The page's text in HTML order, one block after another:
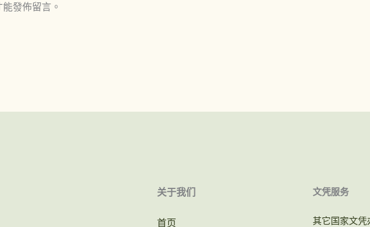
發佈留言。
关于我们
首页
文凭服务
其它国家文凭